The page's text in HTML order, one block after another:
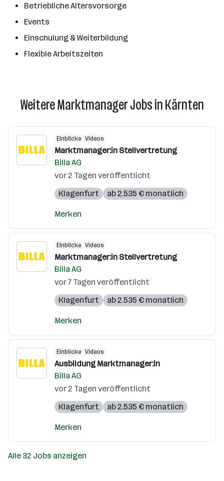
Betriebliche Altersvorsorge
Events
Einschulung & Weiterbildung
Flexible Arbeitszeiten
Weitere Marktmanager Jobs in Kärnten
Einblicke Videos
Marktmanager:in Stellvertretung
Billa AG
vor 2 Tagen veröffentlicht
Klagenfurt
ab 2.535 € monatlich
Merken
Einblicke Videos
Marktmanager:in Stellvertretung
Billa AG
vor 7 Tagen veröffentlicht
Klagenfurt
ab 2.535 € monatlich
Merken
Einblicke Videos
Ausbildung Marktmanager:in
Billa AG
vor 2 Tagen veröffentlicht
Klagenfurt
ab 2.535 € monatlich
Merken
Alle 32 Jobs anzeigen